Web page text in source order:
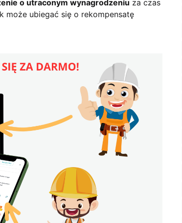
o utraconym wynagrodzeniu za czas
może ubiegać się o rekompensatę